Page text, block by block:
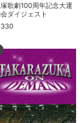
歌劇100周年記念大運
ダイジェスト
330